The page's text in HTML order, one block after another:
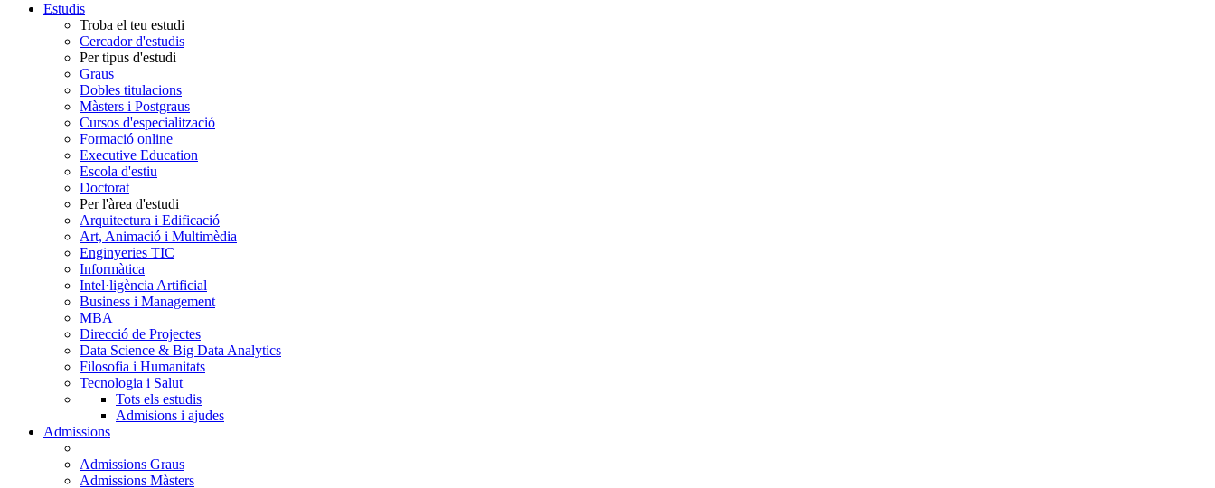
Estudis
Troba el teu estudi
Cercador d'estudis
Per tipus d'estudi
Graus
Dobles titulacions
Màsters i Postgraus
Cursos d'especialització
Formació online
Executive Education
Escola d'estiu
Doctorat
Per l'àrea d'estudi
Arquitectura i Edificació
Art, Animació i Multimèdia
Enginyeries TIC
Informàtica
Intel·ligència Artificial
Business i Management
MBA
Direcció de Projectes
Data Science & Big Data Analytics
Filosofia i Humanitats
Tecnologia i Salut
Tots els estudis
Admisions i ajudes
Admissions
Admissions Graus
Admissions Màsters